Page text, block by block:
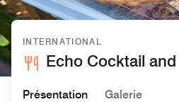
INTERNATIONAL
Echo Cocktail
Présentation Galerie